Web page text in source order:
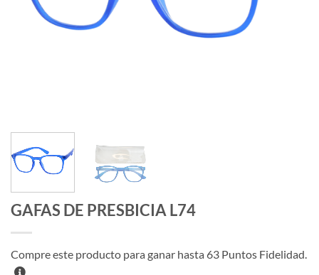
GAFAS DE PRESBICIA L74
Compre este producto para ganar hasta 63 Puntos Fidelidad.